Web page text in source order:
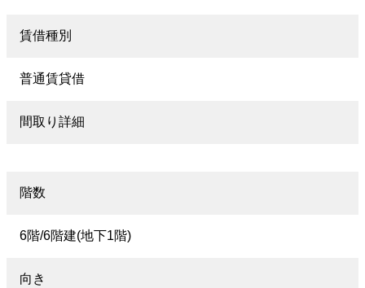
賃借種別
普通賃貸借
間取り詳細
階数
6階/6階建(地下1階)
向き